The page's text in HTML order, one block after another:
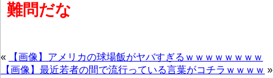
難問だな
«
【画像】アメリカの球場飯がヤバすぎるｗｗｗｗｗｗｗｗ
【画像】最近若者の間で流行っている言葉がコチラｗｗｗｗ »